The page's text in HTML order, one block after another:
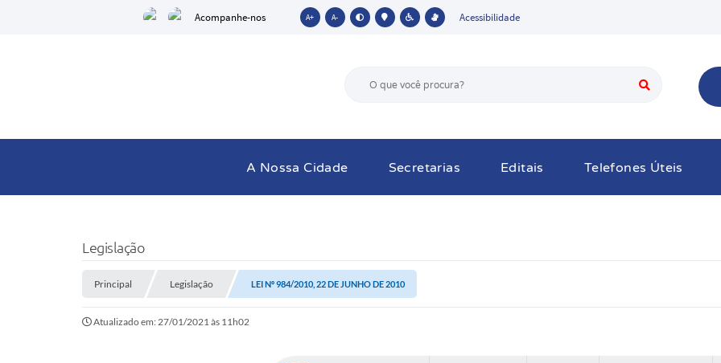
Acompanhe-nos A+ A- Acessibilidade
A Nossa Cidade Secretarias Editais Telefones Úteis
Legislação
Principal Legislação LEI Nº 984/2010, 22 DE JUNHO DE 2010
Atualizado em: 27/01/2021 às 11h02